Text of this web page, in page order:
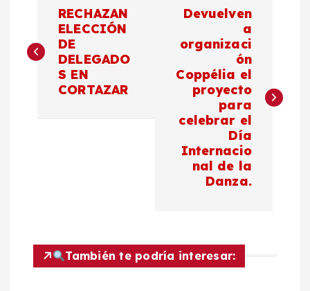
a
v
ó
RECHAZAN
ELECCIÓN
DE
DELEGADO
S EN
CORTAZAR
Devuelven
a
organizaci
ón
Coppélia el
proyecto
para
celebrar el
Día
Internacio
nal de la
Danza.
También te podría interesar: